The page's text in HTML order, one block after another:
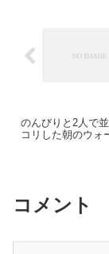
のんびりと2人で
コリした朝のウォ
コメント